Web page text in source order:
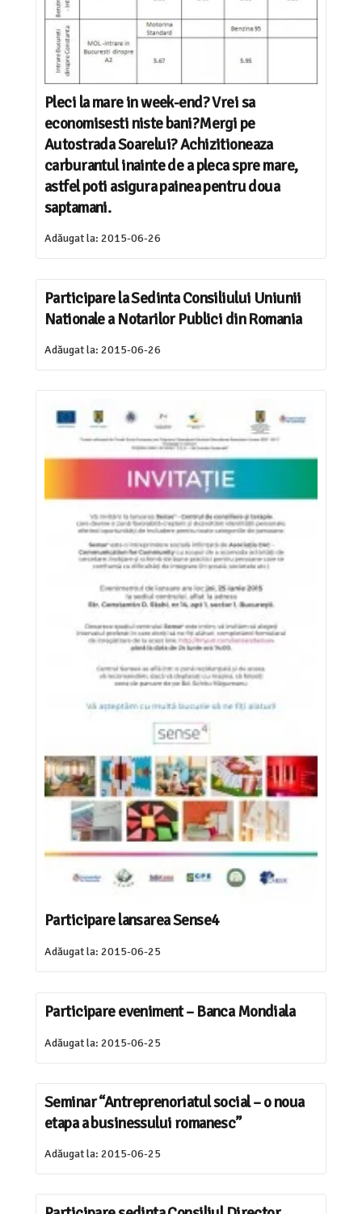
Pleci la mare in week-end? Vrei sa
economisesti niste bani?Mergi pe
Autostrada Soarelui? Achizitioneaza
carburantul inainte de a pleca spre mare,
astfel poti asigura painea pentru doua
saptamani.
Adăugat la: 2015-06-26
Participare la Sedinta Consiliului Uniunii
Nationale a Notarilor Publici din Romania
Adăugat la: 2015-06-26
Participare lansarea Sense4
Adăugat la: 2015-06-25
Participare eveniment – Banca Mondiala
Adăugat la: 2015-06-25
Seminar “Antreprenoriatul social – o noua
etapa a businessului romanesc”
Adăugat la: 2015-06-25